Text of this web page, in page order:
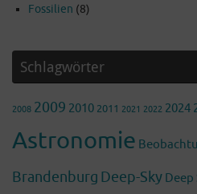
Fossilien (8)
Schlagwörter
2008 2009 2010 2011 2021 2022 2024
Astronomie
Brandenburg Deep-Sky Deep